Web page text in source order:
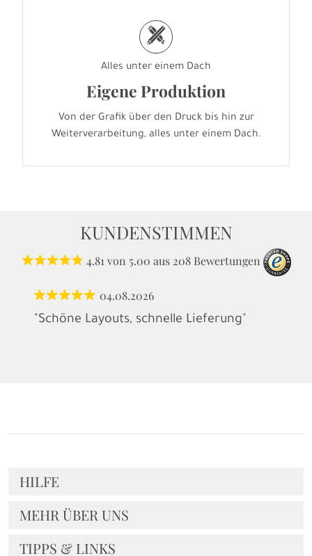
h
Alles unter einem Dach
Eigene Produktion
Von der Grafik über den Druck bis hin zur
Weiterverarbeitung, alles unter einem Dach.
KUNDENSTIMMEN
4.81von 5.00 aus 208 Bewertungen
04.08.2026
"Schöne Layouts, schnelle Lieferung"
HILFE
MEHR ÜBER UNS
TIPPS & LINKS